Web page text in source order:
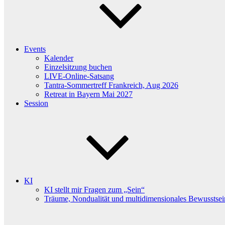
Events
Kalender
Einzelsitzung buchen
LIVE-Online-Satsang
Tantra-Sommertreff Frankreich, Aug 2026
Retreat in Bayern Mai 2027
Session
KI
KI stellt mir Fragen zum „Sein“
Träume, Nondualität und multidimensionales